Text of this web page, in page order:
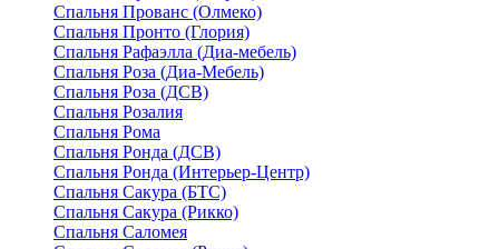
Спальня Прованс (Олмеко)
Спальня Пронто (Глория)
Спальня Рафаэлла (Диа-мебель)
Спальня Роза (Диа-Мебель)
Спальня Роза (ДСВ)
Спальня Розалия
Спальня Рома
Спальня Ронда (ДСВ)
Спальня Ронда (Интерьер-Центр)
Спальня Сакура (БТС)
Спальня Сакура (Рикко)
Спальня Саломея